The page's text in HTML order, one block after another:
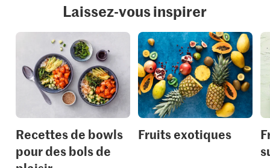
Laissez-vous inspirer
Recettes de bowls
pour des bols de
Fruits exotiques